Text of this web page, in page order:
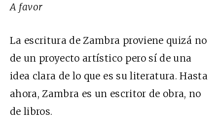
A favor
La escritura de Zambra proviene quizá no
de un proyecto artístico pero sí de una
idea clara de lo que es su literatura. Hasta
ahora, Zambra es un escritor de obra, no
de libros.